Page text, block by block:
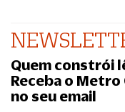
Quem constrói
Receba o Metro
no seu email